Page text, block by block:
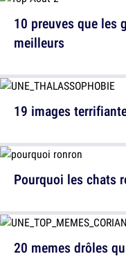
10 preuves que les
meilleurs
Pourquoi les chats
19 images
20 memes drôles